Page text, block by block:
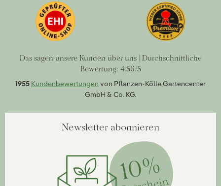
Das sagen unsere Kunden über uns | Durchschnittliche
Bewertung: 4.56/5
1955 Kundenbewertungen von Pflanzen-Kölle Gartencenter
GmbH & Co. KG.
Newsletter abonnieren
10%